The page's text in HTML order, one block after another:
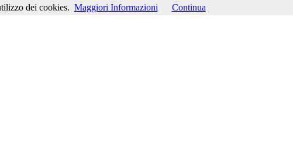
dei cookies. Maggiori Informazioni Continua